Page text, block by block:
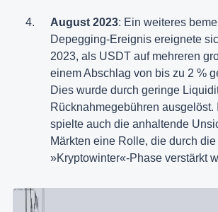
August 2023: Ein weiteres
Depegging-Ereignis ereignete
2023, als USDT auf mehreren
einem Abschlag von bis zu 2 %
Dies wurde durch geringe
Rücknahmegebühren ausgelöst.
spielte auch die anhaltende
Märkten eine Rolle, die durch
»Kryptowinter«-Phase verstärkt